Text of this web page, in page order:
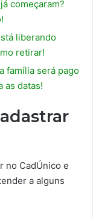
começaram?
liberando
retirar!
família será pago
as datas!
no CadÚnico e
a alguns